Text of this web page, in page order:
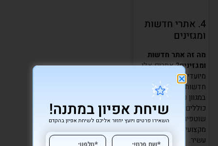
4. אתרי חדשות
ומגזינים
מה זה אתר חדשות
ומגזינים?אתרים אלו
מיועדים לפרסום תכנים
חדשותיים ומאמרים
במגוון נושאים. הם
כוללים עדכונים
שוטפים, מאמרים
מקצועיים ותוכן ויזואלי
עשיר.
שיחת אפיון במתנה!
השאירו פרטים ויועץ יחזור אליכם לשיחת אפיון בהקדם